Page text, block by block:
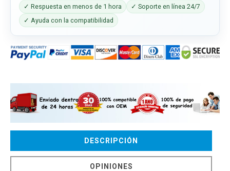
✓ Respuesta en menos de 1 hora
✓ Soporte en línea 24/7
✓ Ayuda con la compatibilidad
DESCRIPCIÓN
OPINIONES